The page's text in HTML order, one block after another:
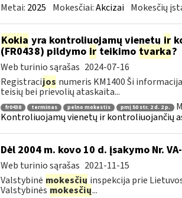
Metai: 2025 Mokesčiai:Akcizai Mokesčių
Kokia yra kontroliuojamų vienetųir
(FR0438) pildymo irteikimo tvarka?
Web turinio sąrašas 2024-07-16
Registracijos numeris KM1400 Ši
teisių bei prievolių ataskaita...
fr0438 terminas pelno mokestis pmį 50 str. 2 d. 2 p.
Kontroliuojamų vienetų ir kontroliuojančių
Dėl 2004 m. kovo 10 d. įsakymo Nr.
Web turinio sąrašas 2021-11-15
Valstybinė mokesčių inspekcija prie
Valstybinėsmokesčių...